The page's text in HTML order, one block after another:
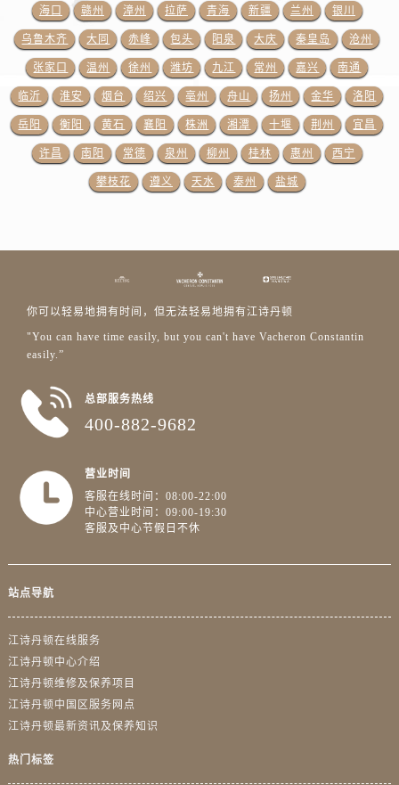
山东省莱芜市文化南路8号银座商城名表维修一楼名表维修江诗丹顿售后服务中心（需提前预约）
山东省临沂市兰山区解放路江诗丹顿售后服务中心（需提前预约）
山东省日照市东港区烟台路江诗丹顿售后服务中心（需提前预约）
山东省泰安市泰山区财源街道泰山大街江诗丹顿售后服务中心（需提前预约）
山东省威海市环翠区新威海路89号振华商厦一楼名表维修江诗丹顿售后服务中心（需提前预约）
山东省潍坊市奎文区东风东街江诗丹顿售后服务中心（需提前预约）
山东省枣庄市滕州市北辛路与善国路交叉口江诗丹顿售后服务中心（需提前预约）
浙江省金华市金东区东市南街777号金华万达广场4号楼22楼2209室江诗丹顿售后服务中心（需提前预约）
澳门特别行政区花王堂区大三巴商圈江诗丹顿售后服务中心（需提前预约）
澳门省路氹城市金光大道江诗丹顿售后服务中心（需提前预约）
海口 赣州 漳州 拉萨 青海 新疆 兰州 银川
乌鲁木齐 大同 赤峰 包头 阳泉 大庆 秦皇岛 沧州
张家口 温州 徐州 潍坊 九江 常州 嘉兴 南通
临沂 淮安 烟台 绍兴 亳州 舟山 扬州 金华 洛阳
岳阳 衡阳 黄石 襄阳 株洲 湘潭 十堰 荆州 宜昌
许昌 南阳 常德 泉州 柳州 桂林 惠州 西宁
攀枝花 遵义 天水 泰州 盐城
你可以轻易地拥有时间，但无法轻易地拥有江诗丹顿
"You can have time easily, but you can't have Vacheron Constantin
easily.”
总部服务热线
400-882-9682
营业时间
客服在线时间：08:00-22:00
中心营业时间：09:00-19:30
客服及中心节假日不休
站点导航
江诗丹顿在线服务
江诗丹顿中心介绍
江诗丹顿维修及保养项目
江诗丹顿中国区服务网点
江诗丹顿最新资讯及保养知识
热门标签